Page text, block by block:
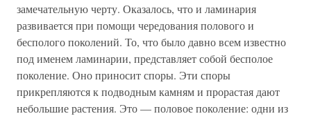
замечательную черту. Оказалось, что и ламинария
развивается при помощи чередования полового и
бесполого поколений. То, что было давно всем известно
под именем ламинарии, представляет собой бесполое
поколение. Оно приносит споры. Эти споры
прикрепляются к подводным камням и прорастая дают
небольшие растения. Это — половое поколение: одни из